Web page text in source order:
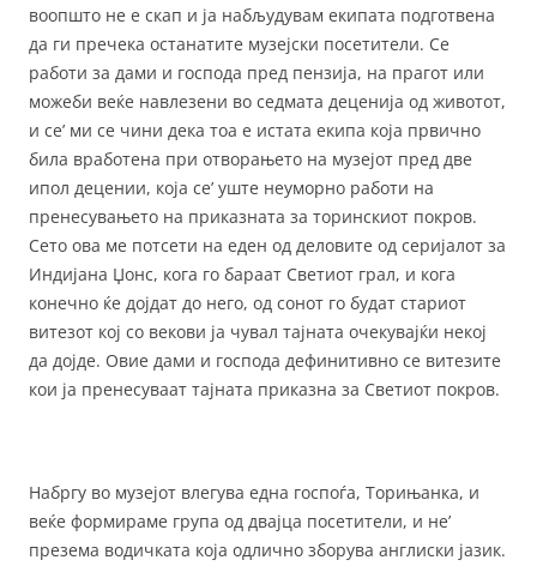
воопшто не е скап и ја набљудувам екипата подготвена
да ги пречека останатите музејски посетители. Се
работи за дами и господа пред пензија, на прагот или
можеби веќе навлезени во седмата деценија од животот,
и се’ ми се чини дека тоа е истата екипа која првично
била вработена при отворањето на музејот пред две
ипол децении, која се’ уште неуморно работи на
пренесувањето на приказната за торинскиот покров.
Сето ова ме потсети на еден од деловите од серијалот за
Индијана Џонс, кога го бараат Светиот грал, и кога
конечно ќе дојдат до него, од сонот го будат стариот
витезот кој со векови ја чувал тајната очекувајќи некој
да дојде. Овие дами и господа дефинитивно се витезите
кои ја пренесуваат тајната приказна за Светиот покров.
Набргу во музејот влегува една госпоѓа, Торињанка, и
веќе формираме група од двајца посетители, и не’
презема водичката која одлично зборува англиски јазик.